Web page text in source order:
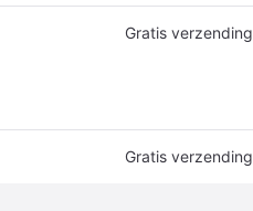
Gratis verzending
Gratis verzending